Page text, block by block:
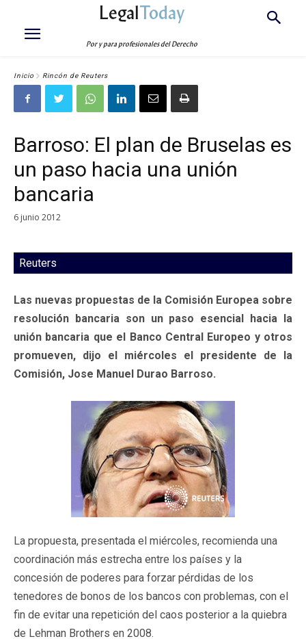
LegalToday
Por y para profesionales del Derecho
Inicio Rincón de Reuters
Barroso: El plan de Bruselas es
un paso hacia una unión
bancaria
6 junio 2012
Reuters
Las nuevas propuestas de la Comisión Europea sobre
resolución bancaria son un paso esencial hacia la
unión bancaria que el Banco Central Europeo y otros
promueven, dijo el miércoles el presidente de la
Comisión, Jose Manuel Durao Barroso.
La propuesta, presentada el miércoles, recomienda una
coordinación más estrecha entre los países y la
concesión de poderes para forzar pérdidas de los
tenedores de bonos de los bancos con problemas, con el
fin de evitar una repetición del caos posterior a la quiebra
de Lehman Brothers en 2008.